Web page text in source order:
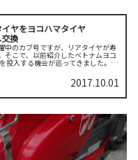
イヤをヨコハマタイヤ
換
中のカブ号ですが、リアタイヤが寿
そこで、以前紹介したベトナムヨコ
投入する機会が巡ってきました。こ
2017.10.01